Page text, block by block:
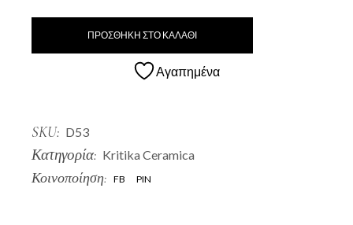
ΠΡΟΣΘΗΚΗ ΣΤΟ ΚΑΛΑΘΙ
Αγαπημένα
SKU: D53
Κατηγορία: Kritika Ceramica
Κοινοποίηση: FB PIN